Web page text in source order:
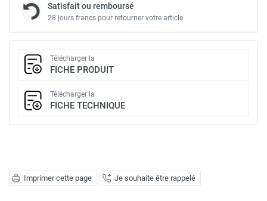
Imprimer cette page Je souhaite être rappelé
Satisfait ou remboursé
28 jours francs pour retourner votre article
Télécharger la
FICHE PRODUIT
Télécharger la
FICHE TECHNIQUE